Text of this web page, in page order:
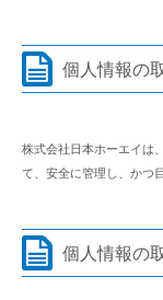
個人情報の
株式会社日本ホーエイは
て、安全に管理し、かつ
個人情報の